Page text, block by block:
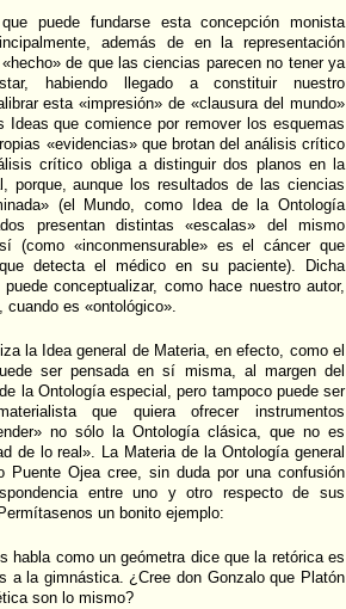
puede fundarse esta concepción monista
además de en la representación
de que las ciencias parecen no tener ya
habiendo llegado a constituir nuestro
esta «impresión» de «clausura del mundo»
que comience por remover los esquemas
«evidencias» que brotan del análisis crítico
crítico obliga a distinguir dos planos en la
porque, aunque los resultados de las ciencias
(el Mundo, como Idea de la Ontología
presentan distintas «escalas» del mismo
(como «inconmensurable» es el cáncer que
detecta el médico en su paciente). Dicha
conceptualizar, como hace nuestro autor,
cuando es «ontológico».
la Idea general de Materia, en efecto, como el
ser pensada en sí misma, al margen del
la Ontología especial, pero tampoco puede ser
que quiera ofrecer instrumentos
no sólo la Ontología clásica, que no es
de lo real». La Materia de la Ontología general
Ojea cree, sin duda por una confusión
entre uno y otro respecto de sus
un bonito ejemplo:
habla como un geómetra dice que la retórica es
la gimnástica. ¿Cree don Gonzalo que Platón
son lo mismo?